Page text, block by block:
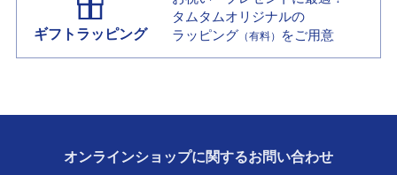
ギフトラッピング
タムタムオリジナルの
ラッピング （有料） をご用意
オンラインショップに関するお問い合わせ